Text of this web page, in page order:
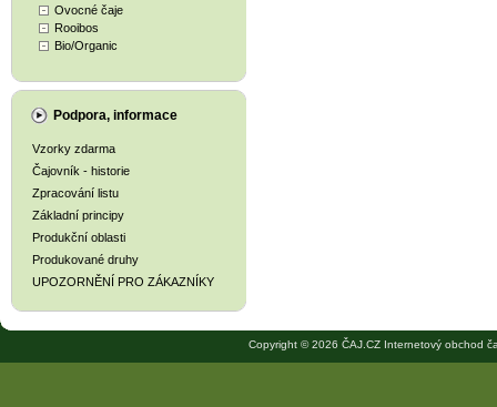
Ovocné čaje
Rooibos
Bio/Organic
Podpora, informace
Vzorky zdarma
Čajovník - historie
Zpracování listu
Základní principy
Produkční oblasti
Produkované druhy
UPOZORNĚNÍ PRO ZÁKAZNÍKY
Copyright © 2026 ČAJ.CZ Internetový obchod